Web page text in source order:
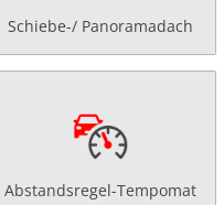
Schiebe-/ Panoramadach
Abstandsregel-Tempomat